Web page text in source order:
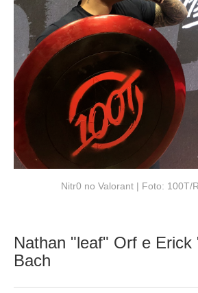
Nitr0 no Valorant | Foto: 100T/
Nathan "leaf" Orf e Erick
Bach